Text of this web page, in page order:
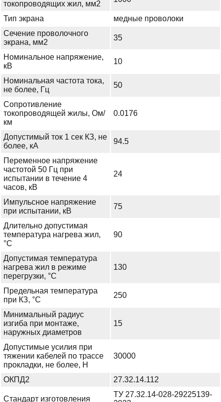
токопроводящих жил, мм2
Тип экрана
медные проволоки
Сечение проволочного
экрана, мм2
35
Номинальное напряжение,
кВ
10
Номинальная частота тока,
не более, Гц
50
Сопротивление
токопроводящей жилы, Ом/
км
0.0176
Допустимый ток 1 сек КЗ, не
более, кА
94.5
Переменное напряжение
частотой 50 Гц при
испытании в течение 4
часов, кВ
24
Импульсное напряжение
при испытании, кВ
75
Длительно допустимая
температура нагрева жил,
°С
90
Допустимая температура
нагрева жил в режиме
перегрузки, °С
130
Предельная температура
при КЗ, °С
250
Минимальный радиус
изгиба при монтаже,
наружных диаметров
15
Допустимые усилия при
тяжении кабелей по трассе
прокладки, не более, Н
30000
ОКПД2 27.32.14.112
Стандарт изготовления
ТУ 27.32.14-028-29225139-